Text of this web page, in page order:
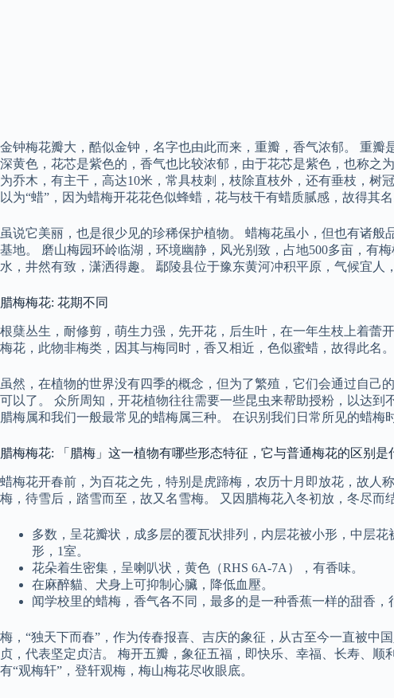
金钟梅花瓣大，酷似金钟，名字也由此而来，重瓣，香气浓郁。 重
深黄色，花芯是紫色的，香气也比较浓郁，由于花芯是紫色，也称之
为乔木，有主干，高达10米，常具枝刺，枝除直枝外，还有垂枝，
以为“蜡”，因为蜡梅开花花色似蜂蜡，花与枝干有蜡质腻感，故得其名
虽说它美丽，也是很少见的珍稀保护植物。 蜡梅花虽小，但也有诸
基地。 磨山梅园环岭临湖，环境幽静，风光别致，占地500多亩，有
水，井然有致，潇洒得趣。 鄢陵县位于豫东黄河冲积平原，气候宜人
腊梅梅花: 花期不同
根蘖丛生，耐修剪，萌生力强，先开花，后生叶，在一年生枝上着蕾
梅花，此物非梅类，因其与梅同时，香又相近，色似蜜蜡，故得此名。
虽然，在植物的世界没有四季的概念，但为了繁殖，它们会通过自
可以了。 众所周知，开花植物往往需要一些昆虫来帮助授粉，以达
腊梅属和我们一般最常见的蜡梅属三种。 在识别我们日常所见的蜡梅
腊梅梅花: 「腊梅」这一植物有哪些形态特征，它与普通梅花的区别是
蜡梅花开春前，为百花之先，特别是虎蹄梅，农历十月即放花，故人
梅，待雪后，踏雪而至，故又名雪梅。 又因腊梅花入冬初放，冬尽而
多数，呈花瓣状，成多层的覆瓦状排列，内层花被小形，中层
形，1室。
花朵着生密集，呈喇叭状，黄色（RHS 6A-7A），有香味。
在麻醉貓、犬身上可抑制心臟，降低血壓。
闻学校里的蜡梅，香气各不同，最多的是一种香蕉一样的甜香，
梅，“独天下而春”，作为传春报喜、吉庆的象征，从古至今一直被中
贞，代表坚定贞洁。 梅开五瓣，象征五福，即快乐、幸福、长寿、
有“观梅轩”，登轩观梅，梅山梅花尽收眼底。